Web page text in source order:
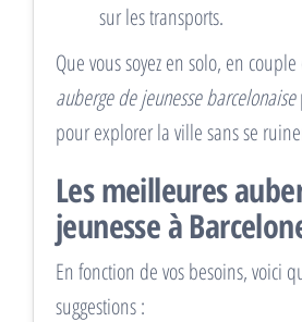
sur les transports.
Que vous soyez en solo, en
auberge de jeunesse barcelonaise
pour explorer la ville sans se
Les meilleures
jeunesse à
En fonction de vos besoins, voici
suggestions :